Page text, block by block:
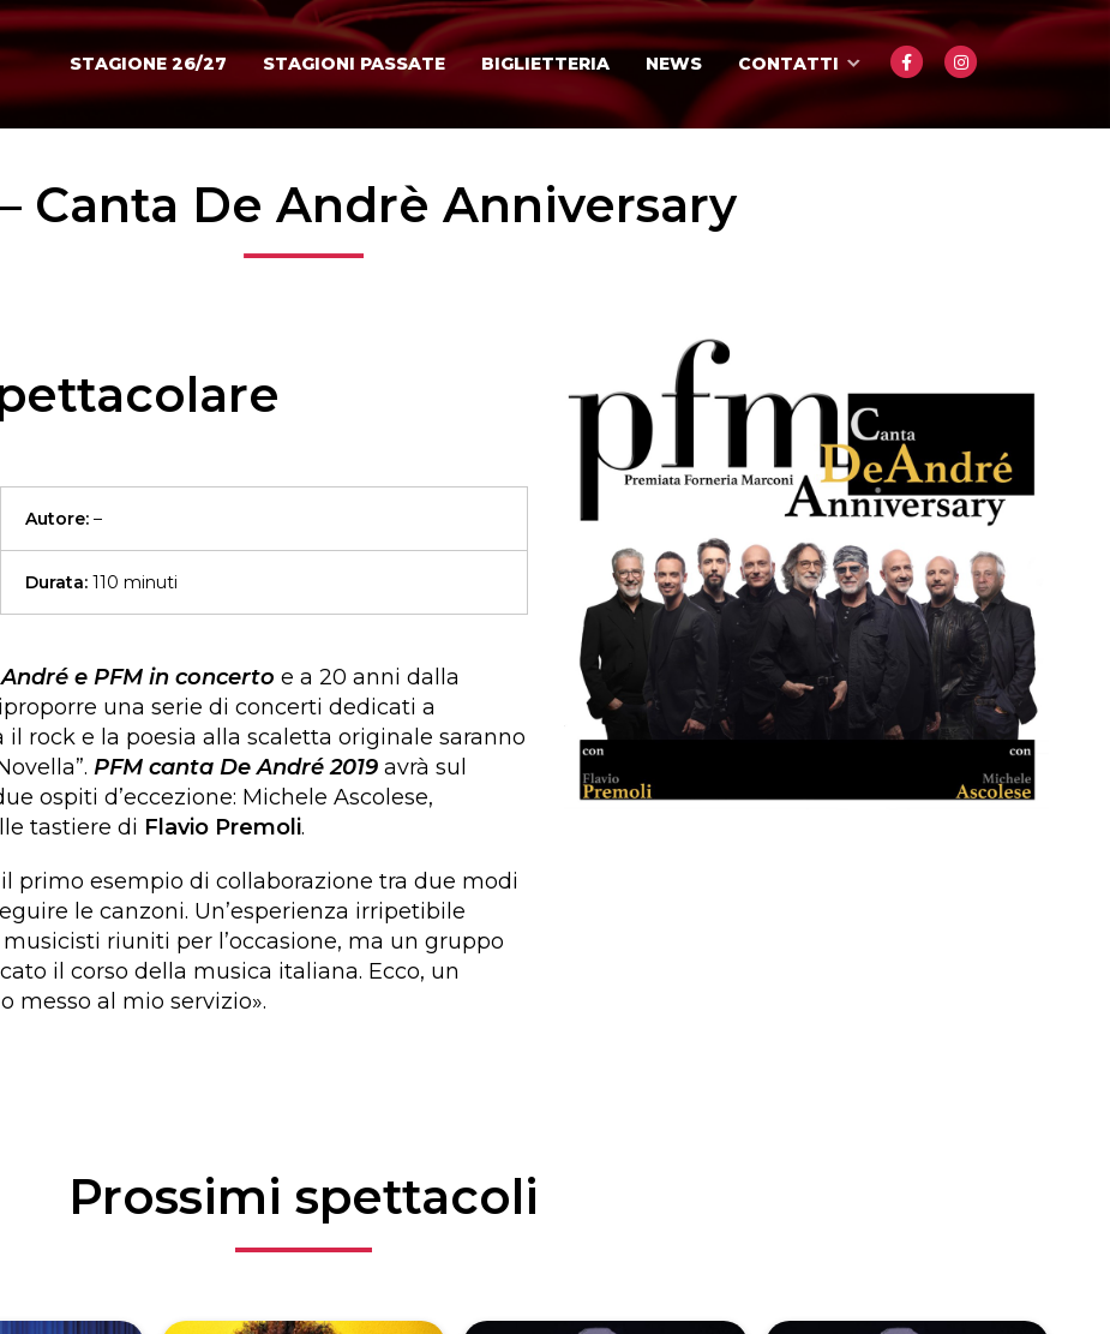
STAGIONE 26/27 STAGIONI PASSATE BIGLIETTERIA NEWS CONTATTI
Canta De Andrè Anniversary
Autore: –
Durata: 110 minuti
e PFM in concerto e a 20 anni dalla
una serie di concerti dedicati a
il rock e la poesia alla scaletta originale saranno
PFM canta De André 2019 avrà sul
ospiti d’eccezione: Michele Ascolese,
tastiere di Flavio Premoli.
primo esempio di collaborazione tra due modi
le canzoni. Un’esperienza irripetibile
riuniti per l’occasione, ma un gruppo
il corso della musica italiana. Ecco, un
messo al mio servizio».
Prossimi spettacoli